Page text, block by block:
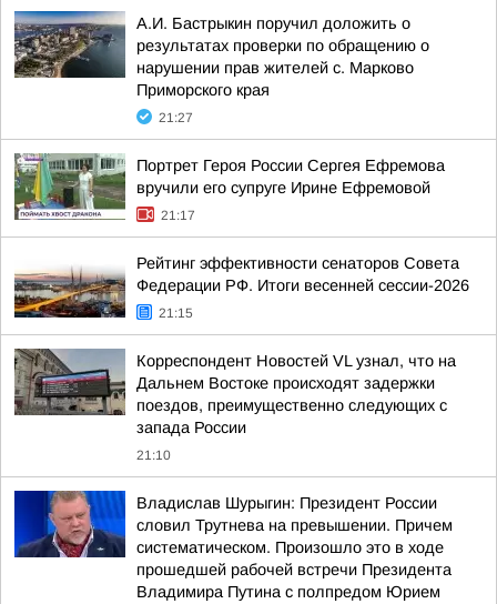
А.И. Бастрыкин поручил доложить о
результатах проверки по обращению о
нарушении прав жителей с. Марково
Приморского края
21:27
Портрет Героя России Сергея Ефремова
вручили его супруге Ирине Ефремовой
21:17
Рейтинг эффективности сенаторов Совета
Федерации РФ. Итоги весенней сессии-2026
21:15
Корреспондент Новостей VL узнал, что на
Дальнем Востоке происходят задержки
поездов, преимущественно следующих с
запада России
21:10
Владислав Шурыгин: Президент России
словил Трутнева на превышении. Причем
систематическом. Произошло это в ходе
прошедшей рабочей встречи Президента
Владимира Путина с полпредом Юрием